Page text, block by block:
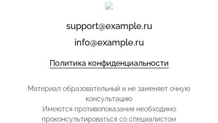
support@example.ru
info@example.ru
Политика конфиденциальности
Материал образовательный и не заменяет очную
консультацию
Имеются противопоказания необходимо
проконсультироваться со специалистом